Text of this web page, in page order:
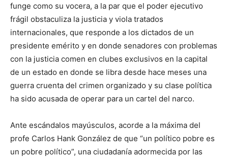
funge como su vocera, a la par que el poder ejecutivo
frágil obstaculiza la justicia y viola tratados
internacionales, que responde a los dictados de un
presidente emérito y en donde senadores con problemas
con la justicia comen en clubes exclusivos en la capital
de un estado en donde se libra desde hace meses una
guerra cruenta del crimen organizado y su clase política
ha sido acusada de operar para un cartel del narco.
Ante escándalos mayúsculos, acorde a la máxima del
profe Carlos Hank González de que “un político pobre es
un pobre político”, una ciudadanía adormecida por las